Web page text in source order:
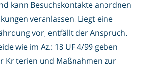
kann Besuchskontakte anordnen
veranlassen. Liegt eine
vor, entfällt der Anspruch.
wie im Az.: 18 UF 4/99 geben
Kriterien und Maßnahmen zur